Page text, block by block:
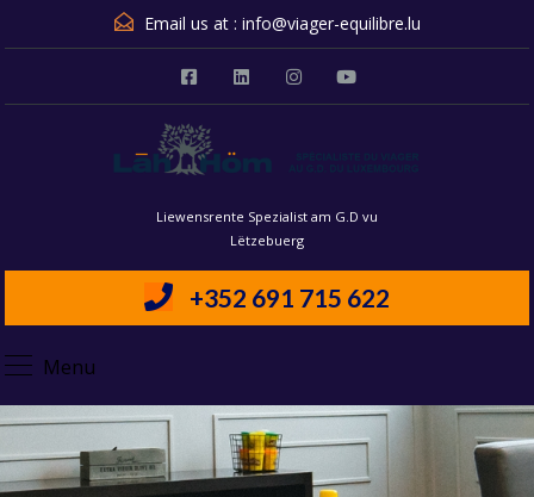
Email us at : info@viager-equilibre.lu
Liewensrente Spezialist am G.D vu
Lëtzebuerg
+352 691 715 622
Menu